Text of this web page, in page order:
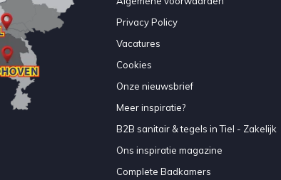
Privacy Policy
Vacatures
Cookies
Onze nieuwsbrief
Meer inspiratie?
B2B sanitair & tegels in Tiel - Zakelijk
Ons inspiratie magazine
Complete Badkamers